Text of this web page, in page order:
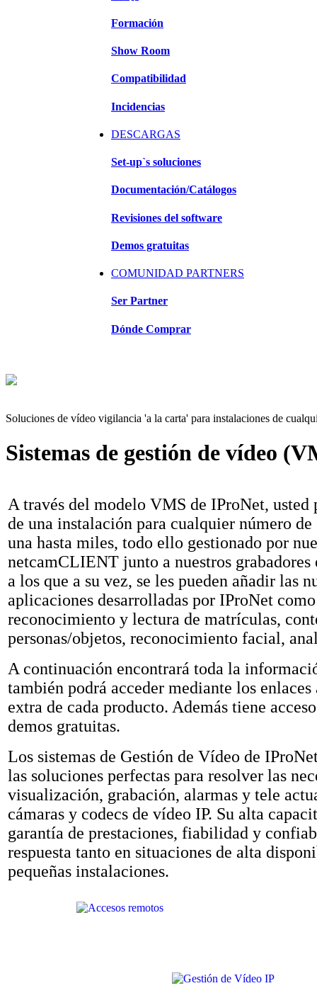
Formación
Show Room
Compatibilidad
Incidencias
DESCARGAS
Set-up`s soluciones
Documentación/Catálogos
Revisiones del software
Demos gratuitas
COMUNIDAD PARTNERS
Ser Partner
Dónde Comprar
Soluciones de vídeo vigilancia 'a la carta' para instalaciones de
Sistemas de gestión de vídeo
A través del modelo VMS de IProNet, usted
de una instalación para cualquier número de
una hasta miles, todo ello gestionado por
netcamCLIENT junto a nuestros grabadores
a los que a su vez, se les pueden añadir las
aplicaciones desarrolladas por IProNet
reconocimiento y lectura de matrículas,
personas/objetos, reconocimiento facial,
A continuación encontrará toda la
también podrá acceder mediante los
extra de cada producto. Además tiene
demos gratuitas.
Los sistemas de Gestión de Vídeo de
las soluciones perfectas para resolver las
visualización, grabación, alarmas y tele
cámaras y codecs de vídeo IP. Su alta
garantía de prestaciones, fiabilidad y
respuesta tanto en situaciones de alta
pequeñas instalaciones.